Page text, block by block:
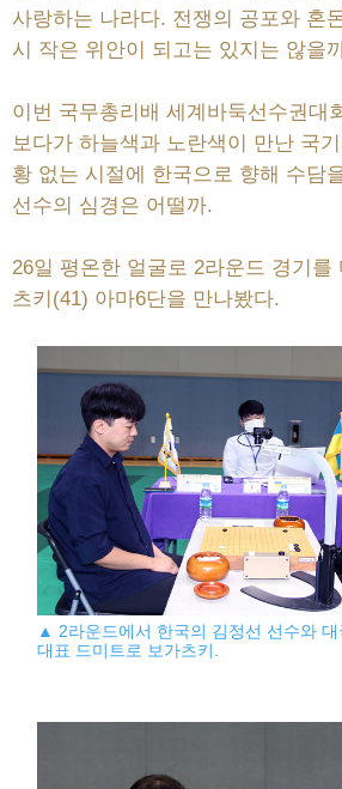
사랑하는 나라다. 전쟁의 공포와 혼
시 작은 위안이 되고는 있지는 않을
이번 국무총리배 세계바둑선수권대
보다가 하늘색과 노란색이 만난 국
황 없는 시절에 한국으로 향해 수담
선수의 심경은 어떨까.
26일 평온한 얼굴로 2라운드 경기를
츠키(41) 아마6단을 만나봤다.
▲ 2라운드에서 한국의 김정선 선수와
대표 드미트로 보가츠키.